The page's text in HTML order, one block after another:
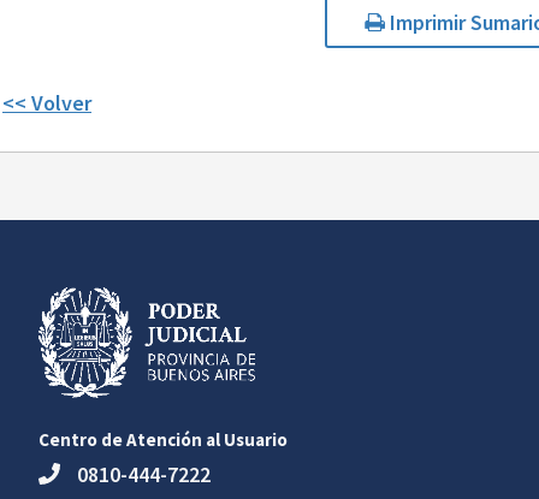
Imprimir
<< Volver
Centro de Atención al Usuario
0810-444-7222